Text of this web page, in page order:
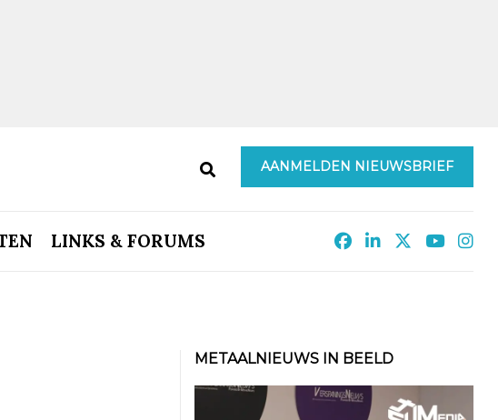
AANMELDEN NIEUWSBRIEF
LINKS & FORUMS
METAALNIEUWS IN BEELD